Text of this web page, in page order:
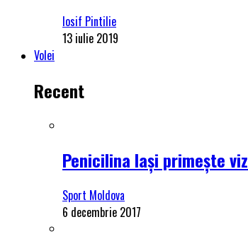
Iosif Pintilie
13 iulie 2019
Volei
Recent
Penicilina Iași primește
Sport Moldova
6 decembrie 2017